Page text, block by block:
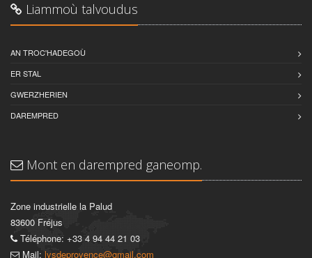
Liammoù talvoudus
AN TROC'HADEGOÙ
ER STAL
GWERZHERIEN
DAREMPRED
Mont en darempred ganeomp.
Zone industrielle la Palud
83600 Fréjus
Téléphone: +33 4 94 44 21 03
Mail: lysdeprovence@gmail.com